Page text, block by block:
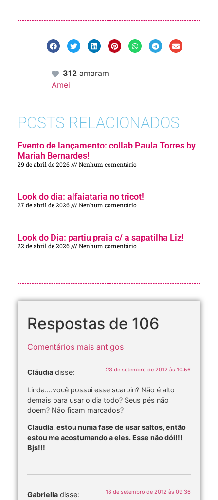
312 amaram
Amei
POSTS RELACIONADOS
Evento de lançamento: collab Paula Torres by
Mariah Bernardes!
29 de abril de 2026 Nenhum comentário
Look do dia: alfaiataria no tricot!
27 de abril de 2026 Nenhum comentário
Look do Dia: partiu praia c/ a sapatilha Liz!
22 de abril de 2026 Nenhum comentário
Respostas de 106
Comentários mais antigos
Cláudia disse: 23 de setembro de 2012 às 10:56
Linda….você possui esse scarpin? Não é alto
demais para usar o dia todo? Seus pés não
doem? Não ficam marcados?
Claudia, estou numa fase de usar saltos, então
estou me acostumando a eles. Esse não dói!!!
Bjs!!!
Gabriella disse: 18 de setembro de 2012 às 09:36